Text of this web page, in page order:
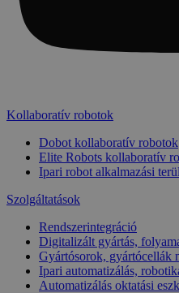
Kollaboratív robotok
Dobot kollaboratív robotok
Elite Robots kollaboratív
Ipari robot alkalmazási
Szolgáltatások
Rendszerintegráció
Digitalizált gyártás,
Gyártósorok, gyártócellák
Ipari automatizálás,
Automatizálás oktatási